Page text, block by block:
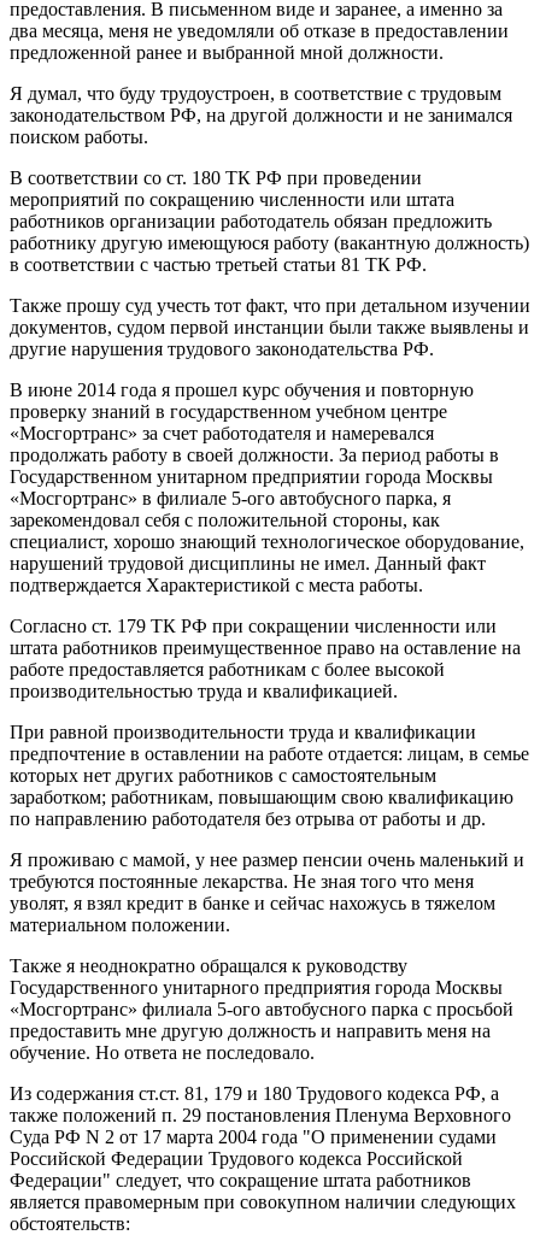
предоставления. В письменном виде и заранее, а именно за
два месяца, меня не уведомляли об отказе в предоставлении
предложенной ранее и выбранной мной должности.
Я думал, что буду трудоустроен, в соответствие с трудовым
законодательством РФ, на другой должности и не занимался
поиском работы.
В соответствии со ст. 180 ТК РФ при проведении
мероприятий по сокращению численности или штата
работников организации работодатель обязан предложить
работнику другую имеющуюся работу (вакантную должность)
в соответствии с частью третьей статьи 81 ТК РФ.
Также прошу суд учесть тот факт, что при детальном изучении
документов, судом первой инстанции были также выявлены и
другие нарушения трудового законодательства РФ.
В июне 2014 года я прошел курс обучения и повторную
проверку знаний в государственном учебном центре
«Мосгортранс» за счет работодателя и намеревался
продолжать работу в своей должности. За период работы в
Государственном унитарном предприятии города Москвы
«Мосгортранс» в филиале 5-ого автобусного парка, я
зарекомендовал себя с положительной стороны, как
специалист, хорошо знающий технологическое оборудование,
нарушений трудовой дисциплины не имел. Данный факт
подтверждается Характеристикой с места работы.
Согласно ст. 179 ТК РФ при сокращении численности или
штата работников преимущественное право на оставление на
работе предоставляется работникам с более высокой
производительностью труда и квалификацией.
При равной производительности труда и квалификации
предпочтение в оставлении на работе отдается: лицам, в семье
которых нет других работников с самостоятельным
заработком; работникам, повышающим свою квалификацию
по направлению работодателя без отрыва от работы и др.
Я проживаю с мамой, у нее размер пенсии очень маленький и
требуются постоянные лекарства. Не зная того что меня
уволят, я взял кредит в банке и сейчас нахожусь в тяжелом
материальном положении.
Также я неоднократно обращался к руководству
Государственного унитарного предприятия города Москвы
«Мосгортранс» филиала 5-ого автобусного парка с просьбой
предоставить мне другую должность и направить меня на
обучение. Но ответа не последовало.
Из содержания ст.ст. 81, 179 и 180 Трудового кодекса РФ, а
также положений п. 29 постановления Пленума Верховного
Суда РФ N 2 от 17 марта 2004 года "О применении судами
Российской Федерации Трудового кодекса Российской
Федерации" следует, что сокращение штата работников
является правомерным при совокупном наличии следующих
обстоятельств: